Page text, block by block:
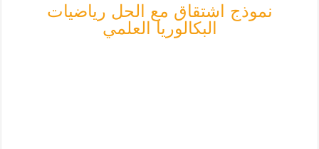
نموذج اشتقاق مع الحل رياضيات
البكالوريا العلمي